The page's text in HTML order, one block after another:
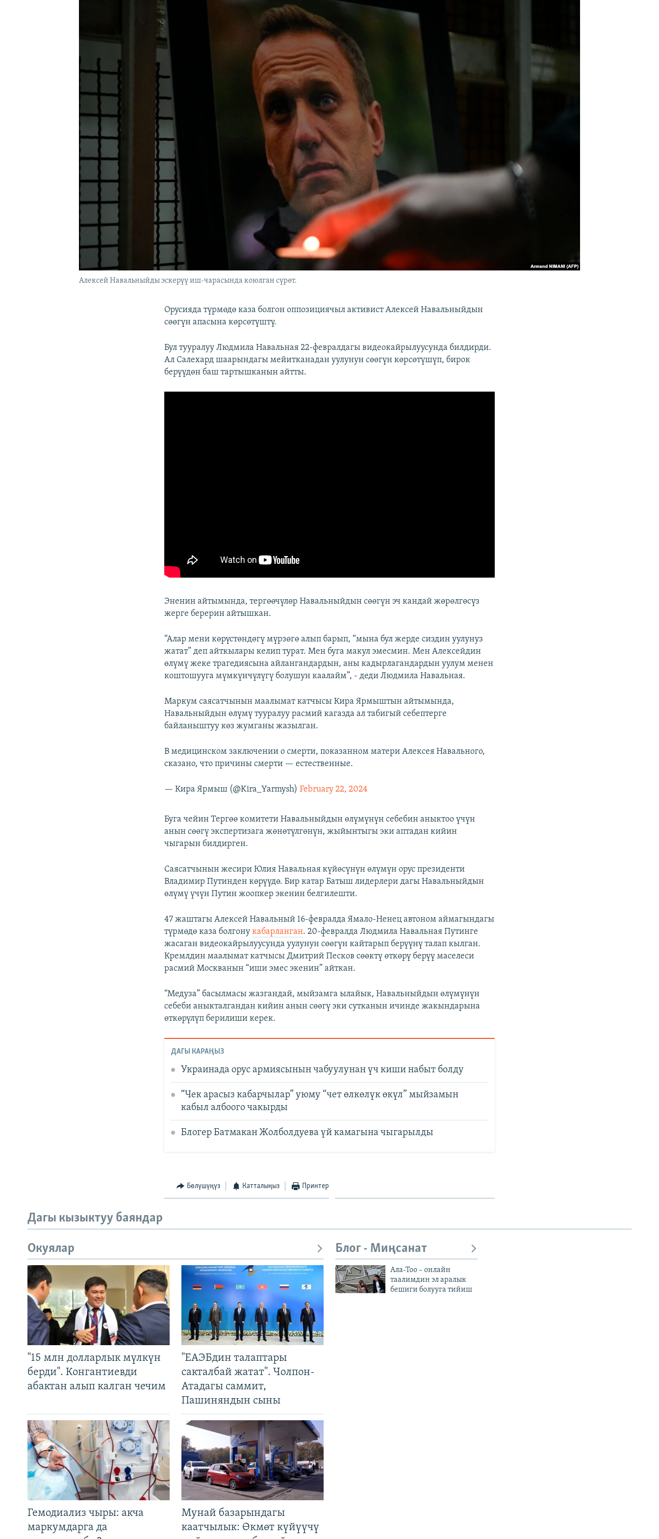
Алексей Навальныйды эскерүү иш-чарасында коюлган сүрөт.
Орусияда түрмөдө каза болгон оппозициячыл активист Алексей Навальныйдын
сөөгүн апасына көрсөтүштү.
Бул тууралуу Людмила Навальная 22-февралдагы видеокайрылуусунда билдирди.
Ал Салехард шаарындагы мейитканадан уулунун сөөгүн көрсөтүшүп, бирок
берүүдөн баш тартышканын айтты.
Эненин айтымында, тергөөчүлөр Навальныйдын сөөгүн эч кандай жөрөлгөсүз
жерге берерин айтышкан.
“Алар мени көрүстөндөгү мүрзөгө алып барып, “мына бул жерде сиздин уулунуз
жатат” деп айткылары келип турат. Мен буга макул эмесмин. Мен Алексейдин
өлүмү жеке трагедиясына айлангандардын, аны кадырлагандардын уулум менен
коштошууга мүмкүнчүлүгү болушун каалайм”, - деди Людмила Навальная.
Маркум саясатчынын маалымат катчысы Кира Ярмыштын айтымында,
Навальныйдын өлүмү тууралуу расмий кагазда ал табигый себептерге
байланыштуу көз жумганы жазылган.
В медицинском заключении о смерти, показанном матери Алексея Навального,
сказано, что причины смерти — естественные.
— Кира Ярмыш (@Kira_Yarmysh)February 22, 2024
Буга чейин Тергөө комитети Навальныйдын өлүмүнүн себебин аныктоо үчүн
анын сөөгү экспертизага жөнөтүлгөнүн, жыйынтыгы эки аптадан кийин
чыгарын билдирген.
Саясатчынын жесири Юлия Навальная күйөсүнүн өлүмүн орус президенти
Владимир Путинден көрүүдө. Бир катар Батыш лидерлери дагы Навальныйдын
өлүмү үчүн Путин жоопкер экенин белгилешти.
47 жаштагы Алексей Навальный 16-февралда Ямало-Ненец автоном аймагындагы
түрмөдө каза болгонукабарланган. 20-февралда Людмила Навальная Путинге
жасаган видеокайрылуусунда уулунун сөөгүн кайтарып берүүнү талап кылган.
Кремлдин маалымат катчысы Дмитрий Песков сөөктү өткөрү берүү маселеси
расмий Москванын “иши эмес экенин” айткан.
“Медуза” басылмасы жазгандай, мыйзамга ылайык, Навальныйдын өлүмүнүн
себеби аныкталгандан кийин анын сөөгү эки сутканын ичинде жакындарына
өткөрүлүп берилиши керек.
ДАГЫ КАРАҢЫЗ
Украинада орус армиясынын чабуулунан үч киши набыт болду
“Чек арасыз кабарчылар” уюму “чет өлкөлүк өкүл” мыйзамын
кабыл албоого чакырды
Блогер Батмакан Жолболдуева үй камагына чыгарылды
Бөлүшүңүз Катталыңыз Принтер
Дагы кызыктуу баяндар
Окуялар
"15 млн долларлык мүлкүн
берди". Конгантиевди
абактан алып калган чечим
"ЕАЭБдин талаптары
сакталбай жатат". Чолпон-
Атадагы саммит,
Пашиняндын сыны
Гемодиализ чыры: акча
маркумдарга да
Мунай базарындагы
каатчылык: Өкмөт күйүүчү
Блог - Миңсанат
Ала-Тоо – онлайн
таалимдин эл аралык
бешиги болууга тийиш